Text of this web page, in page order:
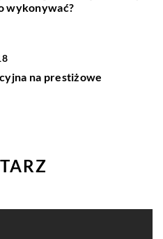
wykonywać?
na prestiżowe